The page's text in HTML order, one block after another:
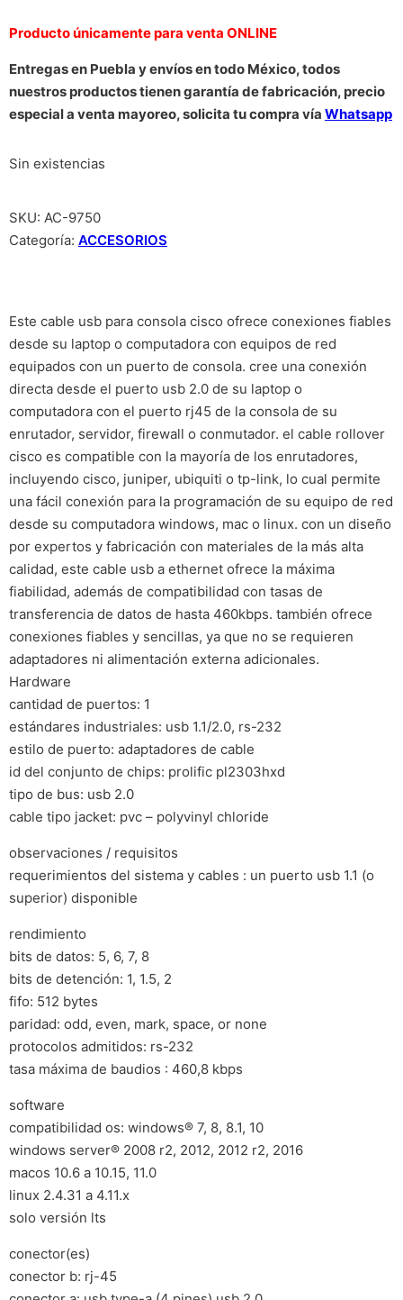
Producto únicamente para venta ONLINE
Entregas en Puebla y envíos en todo México, todos
nuestros productos tienen garantía de fabricación, precio
especial a venta mayoreo, solicita tu compra vía Whatsapp
Sin existencias
SKU: AC-9750
Categoría: ACCESORIOS
Este cable usb para consola cisco ofrece conexiones fiables
desde su laptop o computadora con equipos de red
equipados con un puerto de consola. cree una conexión
directa desde el puerto usb 2.0 de su laptop o
computadora con el puerto rj45 de la consola de su
enrutador, servidor, firewall o conmutador. el cable rollover
cisco es compatible con la mayoría de los enrutadores,
incluyendo cisco, juniper, ubiquiti o tp-link, lo cual permite
una fácil conexión para la programación de su equipo de red
desde su computadora windows, mac o linux. con un diseño
por expertos y fabricación con materiales de la más alta
calidad, este cable usb a ethernet ofrece la máxima
fiabilidad, además de compatibilidad con tasas de
transferencia de datos de hasta 460kbps. también ofrece
conexiones fiables y sencillas, ya que no se requieren
adaptadores ni alimentación externa adicionales.
Hardware
cantidad de puertos: 1
estándares industriales: usb 1.1/2.0, rs-232
estilo de puerto: adaptadores de cable
id del conjunto de chips: prolific pl2303hxd
tipo de bus: usb 2.0
cable tipo jacket: pvc – polyvinyl chloride
observaciones / requisitos
requerimientos del sistema y cables : un puerto usb 1.1 (o
superior) disponible
rendimiento
bits de datos: 5, 6, 7, 8
bits de detención: 1, 1.5, 2
fifo: 512 bytes
paridad: odd, even, mark, space, or none
protocolos admitidos: rs-232
tasa máxima de baudios : 460,8 kbps
software
compatibilidad os: windows® 7, 8, 8.1, 10
windows server® 2008 r2, 2012, 2012 r2, 2016
macos 10.6 a 10.15, 11.0
linux 2.4.31 a 4.11.x
solo versión lts
conector(es)
conector b: rj-45